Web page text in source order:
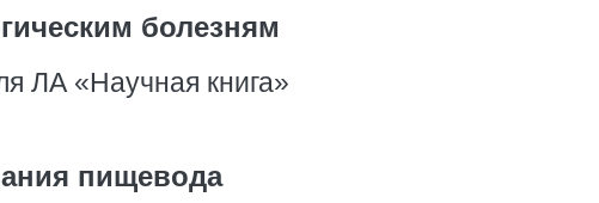
болезням
ЛА «Научная книга»
пищевода